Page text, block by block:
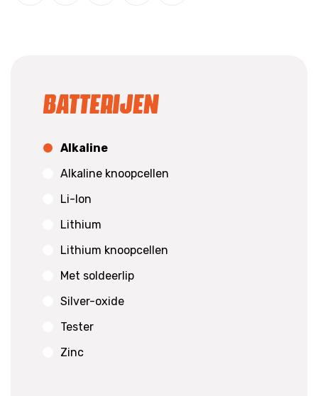
Batterijen
Alkaline
Alkaline knoopcellen
Li-Ion
Lithium
Lithium knoopcellen
Met soldeerlip
Silver-oxide
Tester
Zinc